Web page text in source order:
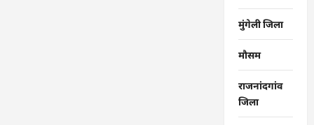
मुंगेली जिला
मौसम
राजनांदगांव
जिला